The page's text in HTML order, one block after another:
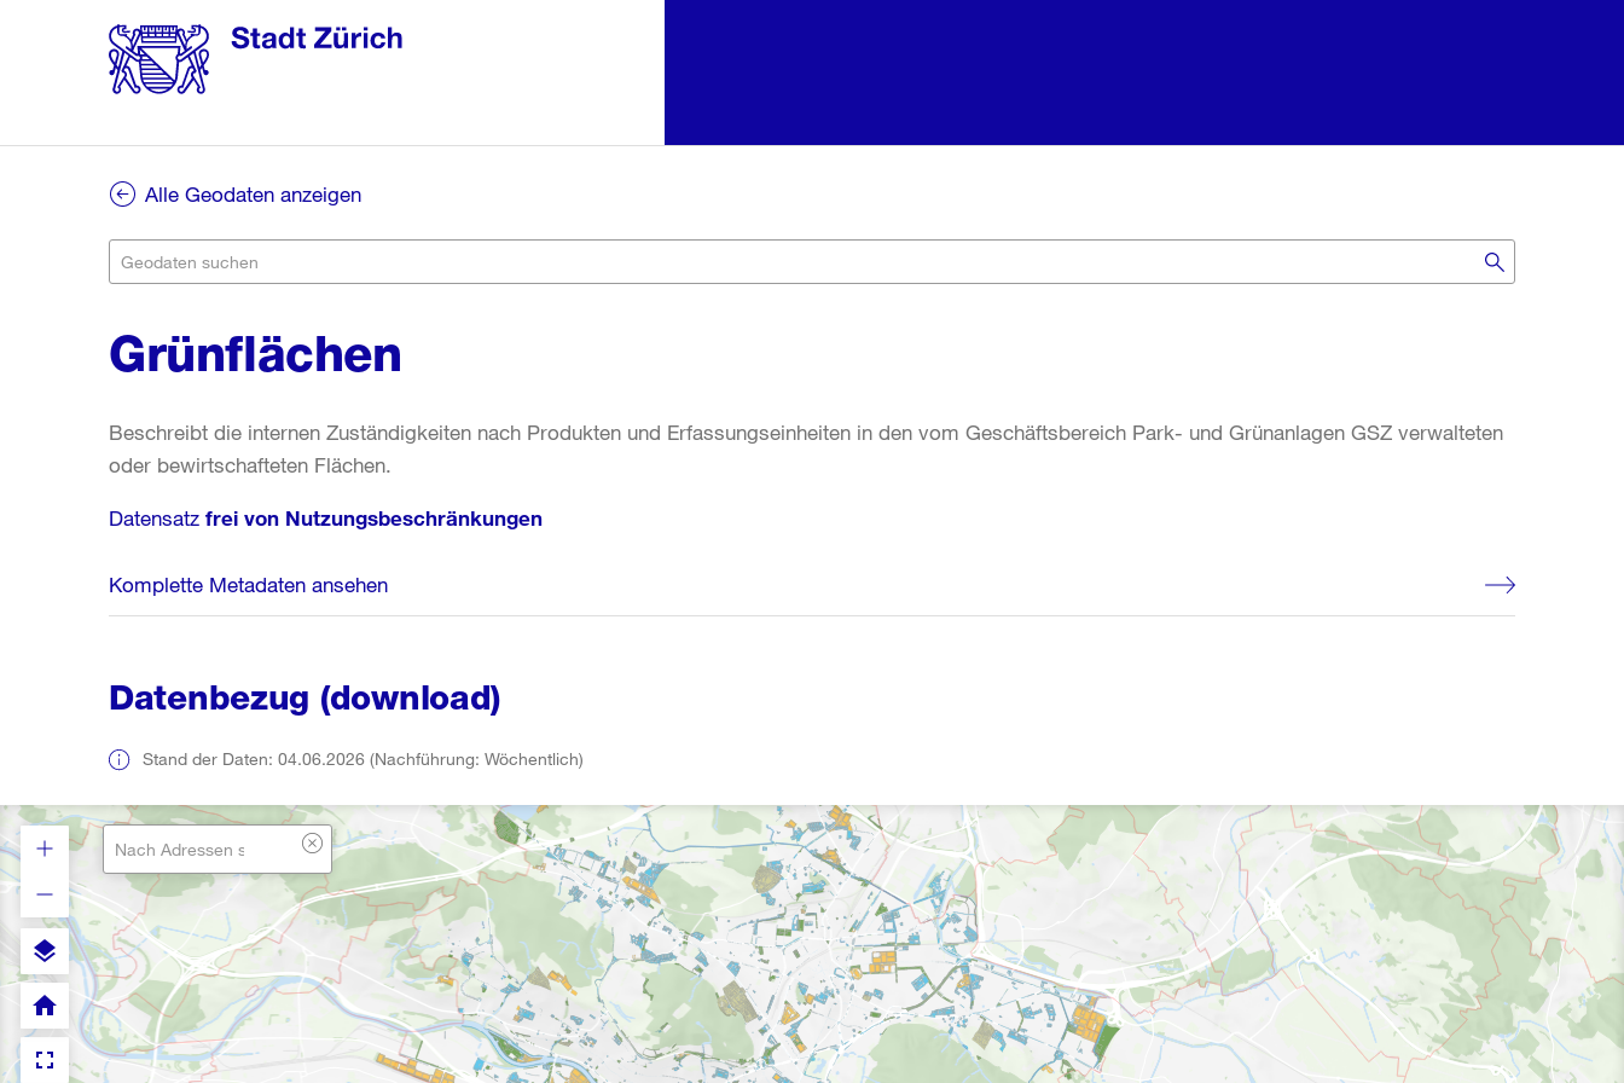
Alle Geodaten anzeigen
Grünflächen
Beschreibt die internen Zuständigkeiten nach Produkten und Erfassungseinheiten in den vom Geschäftsbereich Park- und Grünanlagen GSZ verwalteten
oder bewirtschafteten Flächen.
Datensatz frei von Nutzungsbeschränkungen
Komplette Metadaten ansehen
Datenbezug (download)
Stand der Daten: 04.06.2026 (Nachführung: Wöchentlich)
layers
fullscreen
home